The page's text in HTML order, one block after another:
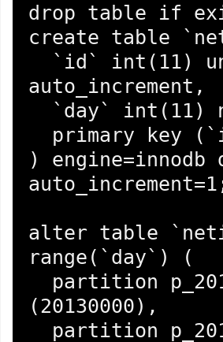
drop table if
create table
auto_increment,
)
alter table
range(`day`) (
(20130000),